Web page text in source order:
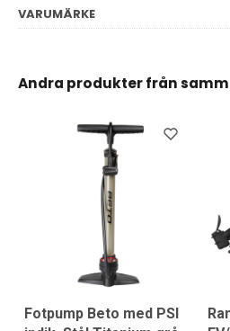
VARUMÄRKE
Andra produkter från
Fotpump Beto med PSI